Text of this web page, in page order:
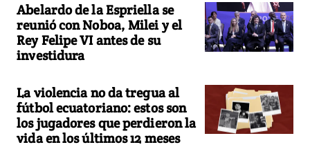
Abelardo de la Espriella se
reunió con Noboa, Milei y el
Rey Felipe VI antes de su
investidura
La violencia no da tregua al
fútbol ecuatoriano: estos son
los jugadores que perdieron la
vida en los últimos 12 meses